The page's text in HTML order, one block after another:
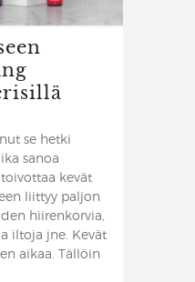
se hetki
sanoa
kevät
liittyy paljon
hiirenkorvia,
iltoja jne. Kevät
aikaa. Tällöin